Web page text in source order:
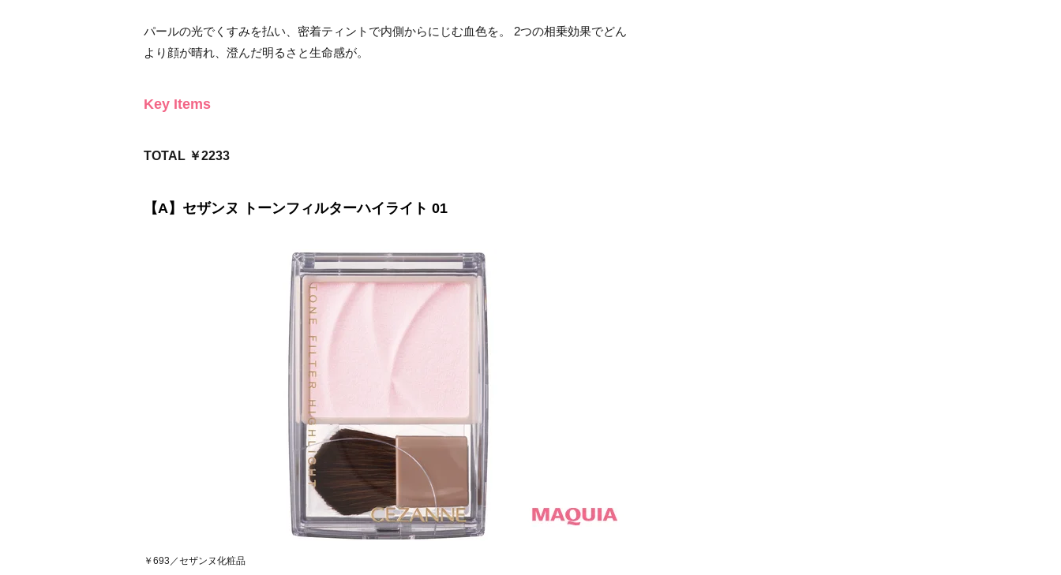
パールの光でくすみを払い、密着ティントで内側からにじむ血色を。 2つの相乗効果でどん
より顔が晴れ、澄んだ明るさと生命感が。
Key Items
TOTAL ￥2233
【A】セザンヌ トーンフィルターハイライト 01
￥693／セザンヌ化粧品